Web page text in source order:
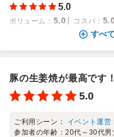
5.0
ボリューム ： 5.0 コスパ ： 5.0
すべ
豚の生姜焼が最高です！
5.0
ご利用シーン： イベント運営
参加者の年齢：20代～30代男